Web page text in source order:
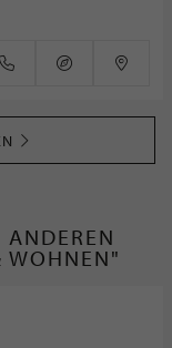
WOHNEN"